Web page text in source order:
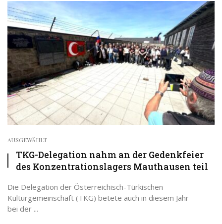
AUSGEWÄHLT
TKG-Delegation nahm an der Gedenkfeier
des Konzentrationslagers Mauthausen teil
Die Delegation der Österreichisch-Türkischen
Kulturgemeinschaft (TKG) betete auch in diesem Jahr
bei der ...